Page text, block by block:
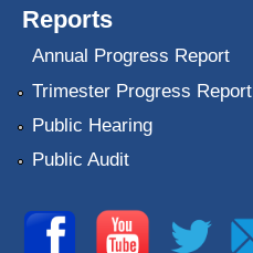
Reports
Annual Progress Report
Trimester Progress Report
Public Hearing
Public Audit